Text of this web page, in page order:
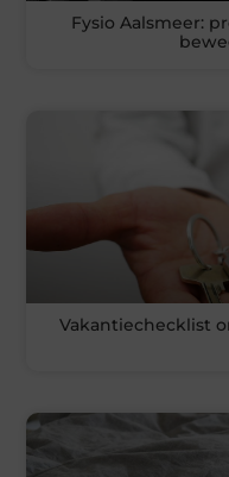
Fysio Aalsmeer:
Vakantiechecklist